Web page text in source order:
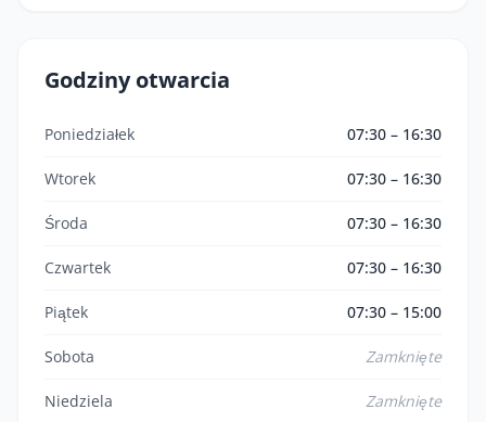
Godziny otwarcia
Poniedziałek 07:30 – 16:30
Wtorek 07:30 – 16:30
Środa 07:30 – 16:30
Czwartek 07:30 – 16:30
Piątek 07:30 – 15:00
Sobota Zamknięte
Niedziela Zamknięte